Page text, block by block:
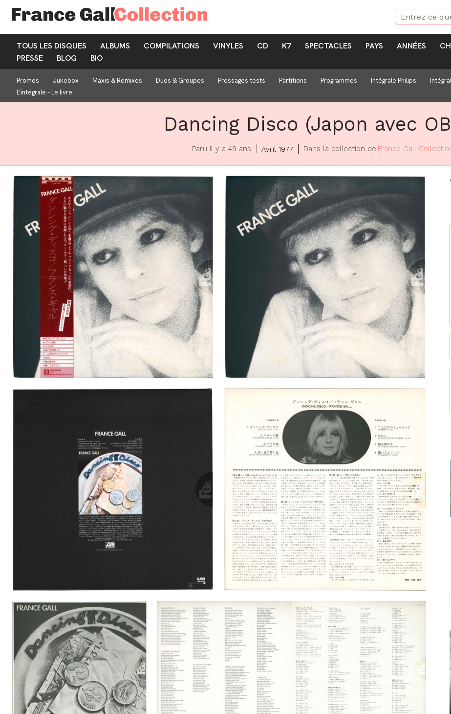
TOUS LES DISQUES ALBUMS COMPILATIONS VINYLES CD K7 SPECTACLES PAYS ANNÉES
PRESSE
BLOG BIO
Promos Jukebox Maxis & Remixes Duos & Groupes Pressages tests Partitions Programmes Intégrale Philips
L’intégrale – Le livre
Dancing Disco (Japon avec
Paru il y a 49 ans Avril 1977 Dans la collection de France Gall